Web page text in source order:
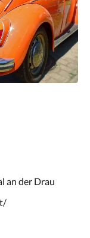
an der Drau